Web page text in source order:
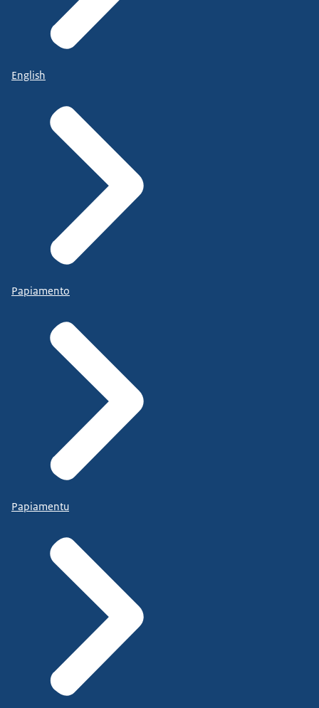
English
Papiamento
Papiamentu